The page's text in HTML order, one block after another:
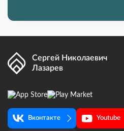
Сергей Николаевич
Лазарев
Вконтакте Youtube